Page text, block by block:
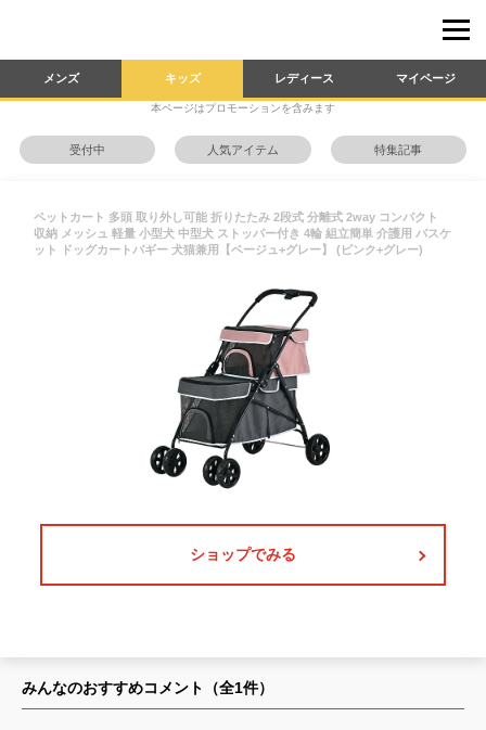
メンズ キッズ レディース マイページ
本ページはプロモーションを含みます
受付中 人気アイテム 特集記事
ペットカート 多頭 取り外し可能 折りたたみ 2段式 分離式 2way コンパクト
収納 メッシュ 軽量 小型犬 中型犬 ストッパー付き 4輪 組立簡単 介護用 バスケ
ット ドッグカートバギー 犬猫兼用【ベージュ+グレー】 (ピンク+グレー)
ショップでみる
みんなのおすすめコメント（全1件）